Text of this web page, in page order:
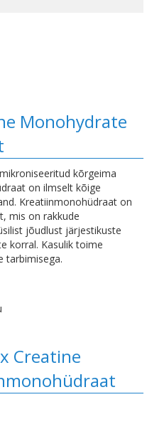
Monohydrate
kõrgeima
on ilmselt kõige
Kreatiinmonohüdraat on
mis on rakkude
jõudlust järjestikuste
korral. Kasulik toime
tarbimisega.
Creatine